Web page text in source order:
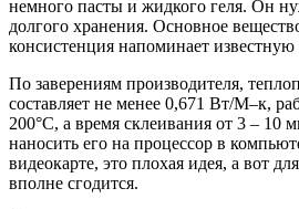
немного пасты и жидкого геля. Он
долгого хранения. Основное
консистенция напоминает
По заверениям производителя,
составляет не менее 0,671 Вт/М–к,
200°C, а время склеивания от 3 – 10
наносить его на процессор в
видеокарте, это плохая идея, а вот
вполне сгодится.